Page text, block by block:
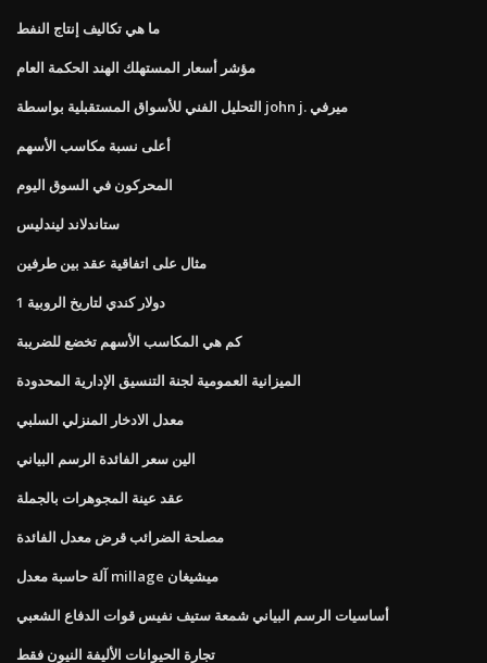
ما هي تكاليف إنتاج النفط
مؤشر أسعار المستهلك الهند الحكمة العام
التحليل الفني للأسواق المستقبلية بواسطة john j. ميرفي
أعلى نسبة مكاسب الأسهم
المحركون في السوق اليوم
ستاندلاند ليندليس
مثال على اتفاقية عقد بين طرفين
1 دولار كندي لتاريخ الروبية
كم هي المكاسب الأسهم تخضع للضريبة
الميزانية العمومية لجنة التنسيق الإدارية المحدودة
معدل الادخار المنزلي السلبي
الين سعر الفائدة الرسم البياني
عقد عينة المجوهرات بالجملة
مصلحة الضرائب قرض معدل الفائدة
آلة حاسبة معدل millage ميشيغان
أساسيات الرسم البياني شمعة ستيف نفيس قوات الدفاع الشعبي
تجارة الحيوانات الأليفة النيون فقط